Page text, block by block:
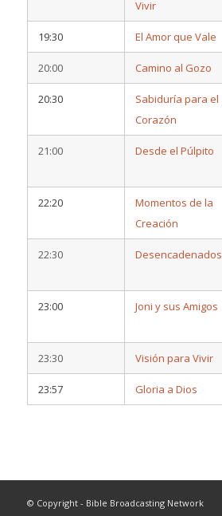
Vivir
19:30 El Amor que Vale
20:00 Camino al Gozo
20:30
Sabiduría para el
Corazón
21:00 Desde el Púlpito
22:20
Momentos de la
Creación
22:30 Desencadenados
23:00 Joni y sus Amigos
23:30 Visión para Vivir
23:57 Gloria a Dios
© Copyright - Bible Broadcasting Network